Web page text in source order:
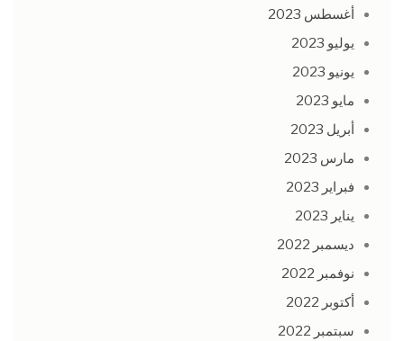
أغسطس 2023
يوليو 2023
يونيو 2023
مايو 2023
أبريل 2023
مارس 2023
فبراير 2023
يناير 2023
ديسمبر 2022
نوفمبر 2022
أكتوبر 2022
سبتمبر 2022